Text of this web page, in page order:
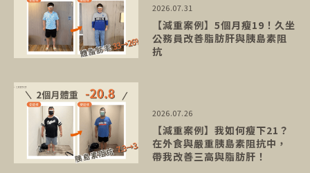
【減重案例】5個月瘦19！久坐
公務員改善脂肪肝與胰島素阻
抗
2026.07.31
【減重案例】我如何瘦下21？
在外食與嚴重胰島素阻抗中，
帶我改善三高與脂肪肝！
2026.07.26